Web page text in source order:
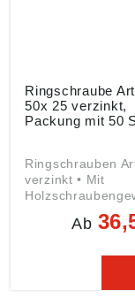
Ringschraube
50x 25 verzinkt,
Packung mit 50
Ringschrauben
verzinkt • Mit
Ab